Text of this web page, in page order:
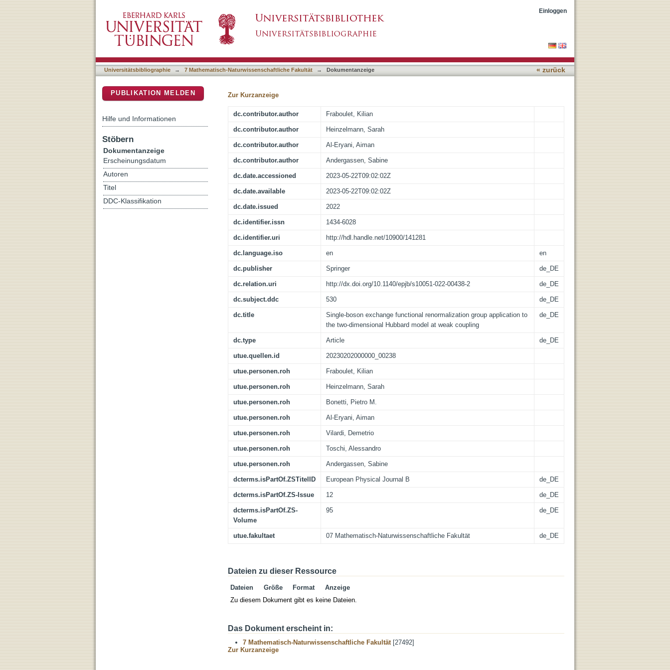
Hubbard model at weak coupling
Einloggen
Universitätsbibliographie → 7 Mathematisch-Naturwissenschaftliche Fakultät → Dokumentanzeige « zurück
Zur Kurzanzeige
dc.contributor.author Fraboulet, Kilian
dc.contributor.author Heinzelmann, Sarah
dc.contributor.author Al-Eryani, Aiman
dc.contributor.author Andergassen, Sabine
dc.date.accessioned 2023-05-22T09:02:02Z
dc.date.available 2023-05-22T09:02:02Z
dc.date.issued 2022
dc.identifier.issn 1434-6028
dc.identifier.uri http://hdl.handle.net/10900/141281
dc.language.iso en en
dc.publisher Springer de_DE
dc.relation.uri http://dx.doi.org/10.1140/epjb/s10051-022-00438-2 de_DE
dc.subject.ddc 530 de_DE
dc.title
Single-boson exchange functional renormalization group application to
the two-dimensional Hubbard model at weak coupling
de_DE
dc.type Article de_DE
utue.quellen.id 20230202000000_00238
utue.personen.roh Fraboulet, Kilian
utue.personen.roh Heinzelmann, Sarah
utue.personen.roh Bonetti, Pietro M.
utue.personen.roh Al-Eryani, Aiman
utue.personen.roh Vilardi, Demetrio
utue.personen.roh Toschi, Alessandro
utue.personen.roh Andergassen, Sabine
dcterms.isPartOf.ZSTitelID European Physical Journal B de_DE
dcterms.isPartOf.ZS-Issue 12 de_DE
dcterms.isPartOf.ZS-
Volume
95 de_DE
utue.fakultaet 07 Mathematisch-Naturwissenschaftliche Fakultät de_DE
Dateien zu dieser Ressource
Dateien Größe Format
Anzeige
Zu diesem Dokument gibt es keine Dateien.
Das Dokument erscheint in:
7 Mathematisch-Naturwissenschaftliche Fakultät[27492]
Zur Kurzanzeige
PUBLIKATION MELDEN
Hilfe und Informationen
Stöbern
Dokumentanzeige
Erscheinungsdatum
Autoren
Titel
DDC-Klassifikation